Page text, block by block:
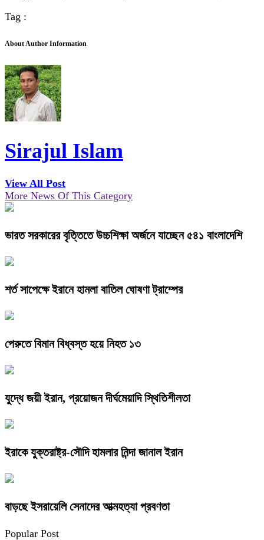
Tag :
About Author Information
Sirajul Islam
View All Post
More News Of This Category
ভারত সরকারের বৃত্তিতে উচ্চশিক্ষা অর্জনে যাচ্ছেন ৫৪১ বাংলাদেশি
শর্ত সাপেক্ষে ইরানে হামলা বাতিল ঘোষণা ট্রাম্পের
পেরুতে বিমান বিধ্বস্ত হয়ে নিহত ১৩
যুদ্ধে জয়ী ইরান, প্রয়োজন দীর্ঘমেয়াদি স্থিতিশীলতা
ইরাকে যুক্তরাষ্ট্র-সৌদি হামলার নিন্দা জানাল ইরান
বাড়ছে ইসরায়েলি সেনাদের আত্মহত্যা প্রবণতা
Popular Post